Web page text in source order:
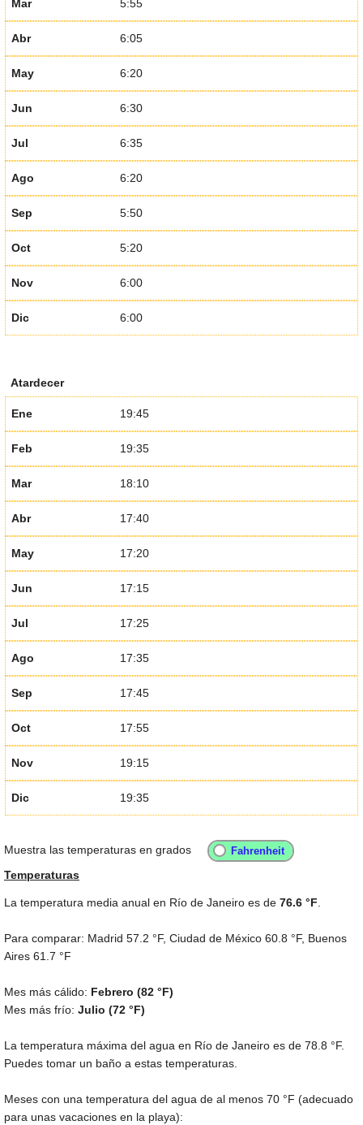
Mar 5:55
Abr 6:05
May 6:20
Jun 6:30
Jul 6:35
Ago 6:20
Sep 5:50
Oct 5:20
Nov 6:00
Dic 6:00
Atardecer
Ene 19:45
Feb 19:35
Mar 18:10
Abr 17:40
May 17:20
Jun 17:15
Jul 17:25
Ago 17:35
Sep 17:45
Oct 17:55
Nov 19:15
Dic 19:35
Muestra las temperaturas en grados
Temperaturas
La temperatura media anual en Río de Janeiro es de 76.6 °F.
Para comparar: Madrid 57.2 °F, Ciudad de México 60.8 °F, Buenos
Aires 61.7 °F
Mes más cálido: Febrero (82 °F)
Mes más frío: Julio (72 °F)
La temperatura máxima del agua en Río de Janeiro es de 78.8 °F.
Puedes tomar un baño a estas temperaturas.
Meses con una temperatura del agua de al menos 70 °F (adecuado
para unas vacaciones en la playa):